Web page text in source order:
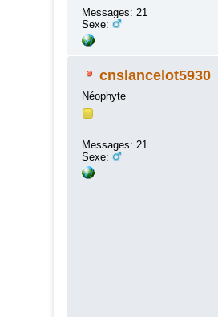
Messages: 21
Sexe:
cnslancelot5930
Néophyte
Messages: 21
Sexe: